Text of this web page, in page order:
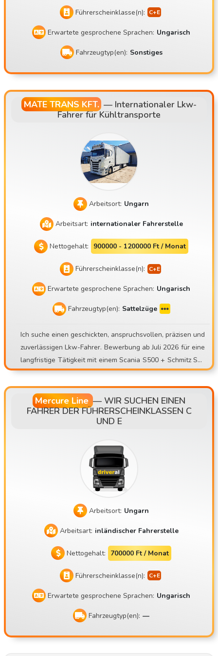
Führerscheinklasse(n):
Erwartete gesprochene Sprachen: Ungarisch
Fahrzeugtyp(en): Sonstiges
MATE TRANS KFT. — Internationaler Lkw-
Fahrer für Kühltransporte
Arbeitsort: Ungarn
Arbeitsart: internationaler Fahrerstelle
Nettogehalt: 900000 - 1200000 Ft / Monat
Führerscheinklasse(n):
Erwartete gesprochene Sprachen: Ungarisch
Fahrzeugtyp(en): Sattelzüge
Ich suche einen geschickten, anspruchsvollen, präzisen und
zuverlässigen Lkw-Fahrer. Bewerbung ab Juli 2026 für eine
langfristige Tätigkeit mit einem Scania S500 + Schmitz Sko
24-Kühlauflieger. Mate Trans Kft. https://matetrans.webnod
e.hu/ Unser Motto lautet: „Profi oder gar nichts!“ Aufgrund
einer FLOTTENERWEITERUNG ist eine Stelle als Lkw-Fahr
er zu besetzen! Ich freue mich auf Bewerbungen von erfahr
enen Fahrern für internationale Einsätze mit Kühlfahrzeuge
nser Unternehmen, die Mate Trans Kft., ist 2018 auf den M
arkt gekommen. Mit mehreren Sattelzügen mit Kühlanlage f
ühren wir Transporte für unsere Auftraggeber nach Weste
uropa durch. Unser Standort ist Balotaszállás. Parkplätze b
ich für uns entscheiden? Das monatliche Nettogehalt beträ
gt 900.000 bis 1.200.000 Ft, abhängig von den im jeweilige
n Monat geleisteten Arbeitstagen und den unterwegs verb
rachten Wochenenden Grundgehalt brutto 373.200 Ft (nett
edes zweite Wochenende oder am Ende der dritten Arbeits
woche zu Hause nach Absprache Auch während der Ruhe
zeit muss der Anhänger nicht entladen werden Wir schätz
en unsere Fahrer, genauso wie sie den Zug schätzen Verbr
ende Wir sind ein kleines, familiäres Unternehmen Wir sind
Mercure Line — WIR SUCHEN EINEN
FAHRER DER FÜHRERSCHEINKLASSEN C
UND E
Arbeitsort: Ungarn
Arbeitsart: inländischer Fahrerstelle
Nettogehalt: 700000 Ft / Monat
Führerscheinklasse(n):
Erwartete gesprochene Sprachen: Ungarisch
Fahrzeugtyp(en): —